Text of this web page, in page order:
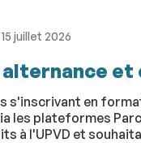
juillet 2026
s'inscrivant en
les plateformes
à l'UPVD et